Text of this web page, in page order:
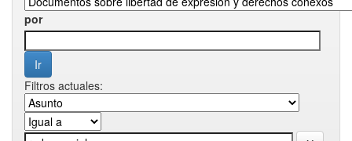
por
Filtros actuales: